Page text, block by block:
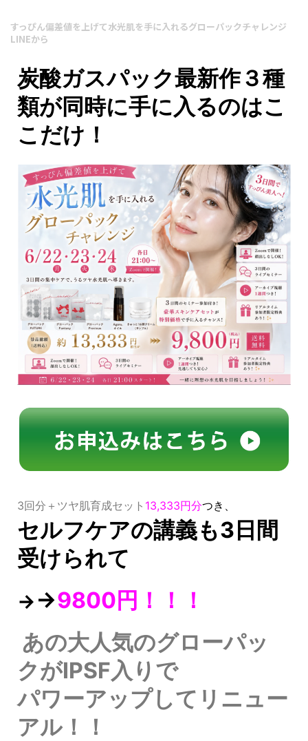
すっぴん偏差値を上げて水光肌を手に入れるグローパックチャレンジ
LINEから
炭酸ガスパック最新作３種
類が同時に手に入るのはこ
こだけ！
3回分＋ツヤ肌育成セット 13,333円分つき、
セルフケアの講義も3日間
受けられて
→ →9800円！！！
あの大人気のグローパッ
クがIPSF入りで
パワーアップしてリニュー
アル！！